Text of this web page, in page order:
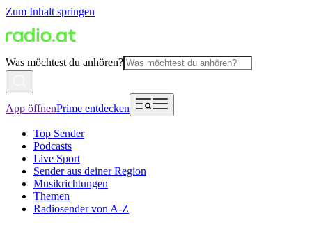
Zum Inhalt springen
Was möchtest du anhören?
App öffnenPrime entdecken
Top Sender
Podcasts
Live Sport
Sender aus deiner Region
Musikrichtungen
Themen
Radiosender von A-Z